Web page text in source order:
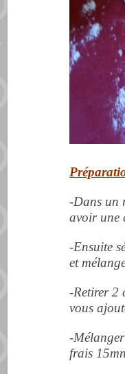
-Dans un
avoir une
-Ensuite
et
-Retirer 2
vous
-
frais